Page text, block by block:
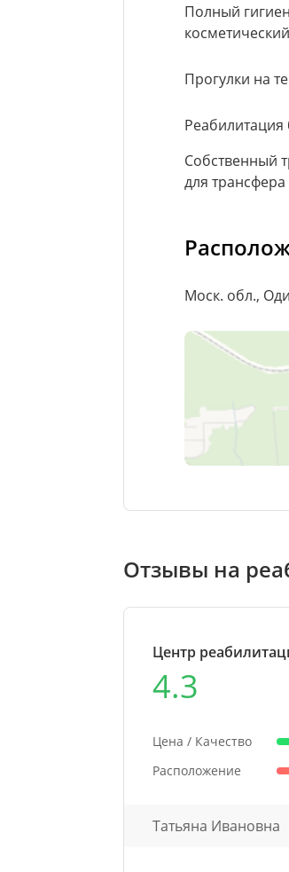
Полный
Прогулки на
Собственный
для трансфера
Моск. обл.,
Отзывы на
Центр
4.3
Цена / Качество
Расположение
Татьяна Ивановна